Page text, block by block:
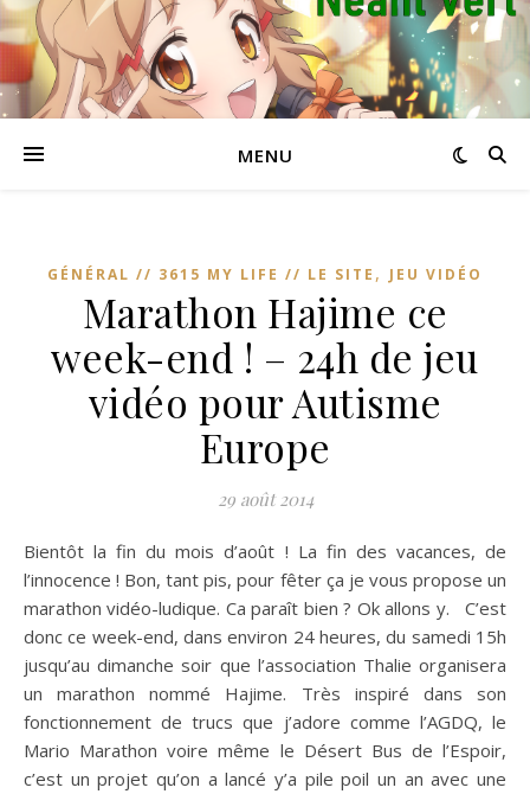
MENU
GÉNÉRAL // 3615 MY LIFE // LE SITE , JEU VIDÉO
Marathon Hajime ce
week-end ! – 24h de jeu
vidéo pour Autisme
Europe
29 août 2014
Bientôt la fin du mois d’août ! La fin des vacances, de
l’innocence ! Bon, tant pis, pour fêter ça je vous propose un
marathon vidéo-ludique. Ca paraît bien ? Ok allons y. C’est
donc ce week-end, dans environ 24 heures, du samedi 15h
jusqu’au dimanche soir que l’association Thalie organisera
un marathon nommé Hajime. Très inspiré dans son
fonctionnement de trucs que j’adore comme l’AGDQ, le
Mario Marathon voire même le Désert Bus de l’Espoir,
c’est un projet qu’on a lancé y’a pile poil un an avec une